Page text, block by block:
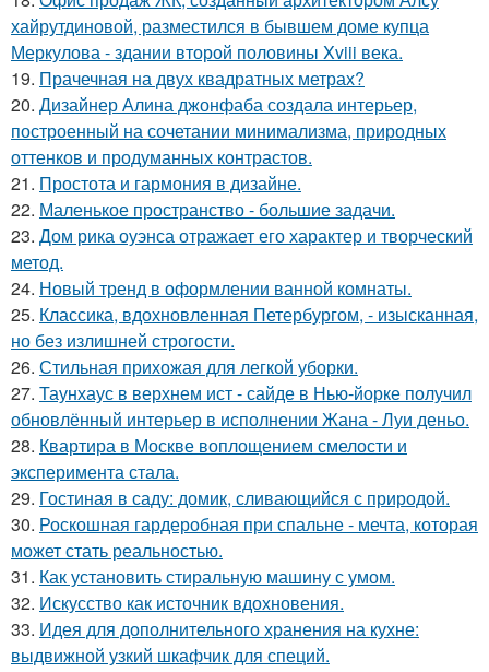
хайрутдиновой, разместился в бывшем доме купца
Меркулова - здании второй половины Xviii века.
19. Прачечная на двух квадратных метрах?
20. Дизайнер Алина джонфаба создала интерьер,
построенный на сочетании минимализма, природных
оттенков и продуманных контрастов.
21. Простота и гармония в дизайне.
22. Маленькое пространство - большие задачи.
23. Дом рика оуэнса отражает его характер и творческий
метод.
24. Новый тренд в оформлении ванной комнаты.
25. Классика, вдохновленная Петербургом, - изысканная,
но без излишней строгости.
26. Стильная прихожая для легкой уборки.
27. Таунхаус в верхнем ист - сайде в Нью-йорке получил
обновлённый интерьер в исполнении Жана - Луи деньо.
28. Квартира в Москве воплощением смелости и
эксперимента стала.
29. Гостиная в саду: домик, сливающийся с природой.
30. Роскошная гардеробная при спальне - мечта, которая
может стать реальностью.
31. Как установить стиральную машину с умом.
32. Искусство как источник вдохновения.
33. Идея для дополнительного хранения на кухне:
выдвижной узкий шкафчик для специй.